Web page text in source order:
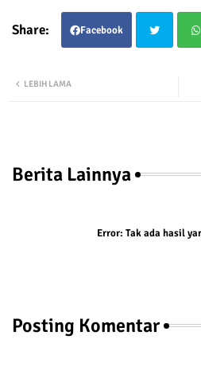
Facebook
LEBIH LAMA
Berita Lainnya
Error: Tak ada hasil
Posting Komentar